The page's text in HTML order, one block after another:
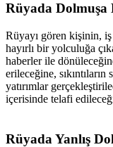
Rüyada Dolmuşa
Rüyayı gören kişinin, iş
hayırlı bir yolculuğa
haberler ile
erileceğine,
yatırımlar
içerisinde telafi
Rüyada Yanlış